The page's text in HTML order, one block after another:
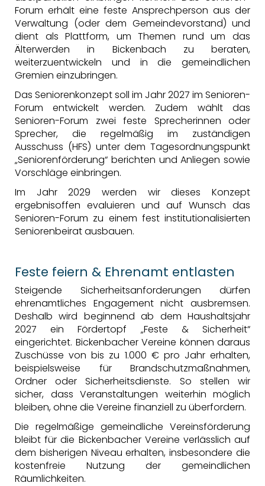
Forum erhält eine feste Ansprechperson aus der
Verwaltung (oder dem Gemeindevorstand) und
dient als Plattform, um Themen rund um das
Älterwerden in Bickenbach zu beraten,
weiterzuentwickeln und in die gemeindlichen
Gremien einzubringen.
Das Seniorenkonzept soll im Jahr 2027 im Senioren-
Forum entwickelt werden. Zudem wählt das
Senioren-Forum zwei feste Sprecherinnen oder
Sprecher, die regelmäßig im zuständigen
Ausschuss (HFS) unter dem Tagesordnungspunkt
Seniorenförderung“ berichten und Anliegen sowie
Vorschläge einbringen.
Im Jahr 2029 werden wir dieses Konzept
ergebnisoffen evaluieren und auf Wunsch das
Senioren-Forum zu einem fest institutionalisierten
Seniorenbeirat ausbauen.
Feste feiern & Ehrenamt entlasten
Steigende Sicherheitsanforderungen dürfen
ehrenamtliches Engagement nicht ausbremsen.
Deshalb wird beginnend ab dem Haushaltsjahr
2027 ein Fördertopf „Feste & Sicherheit“
eingerichtet. Bickenbacher Vereine können daraus
Zuschüsse von bis zu 1.000 € pro Jahr erhalten,
beispielsweise für Brandschutzmaßnahmen,
Ordner oder Sicherheitsdienste. So stellen wir
sicher, dass Veranstaltungen weiterhin möglich
bleiben, ohne die Vereine finanziell zu überfordern.
Die regelmäßige gemeindliche Vereinsförderung
bleibt für die Bickenbacher Vereine verlässlich auf
dem bisherigen Niveau erhalten, insbesondere die
kostenfreie Nutzung der gemeindlichen
Räumlichkeiten.